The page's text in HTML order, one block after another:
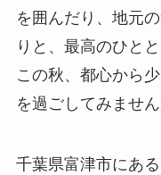
を囲んだり、地元
りと、最高のひと
この秋、都心から
を過ごしてみません
千葉県富津市にあ